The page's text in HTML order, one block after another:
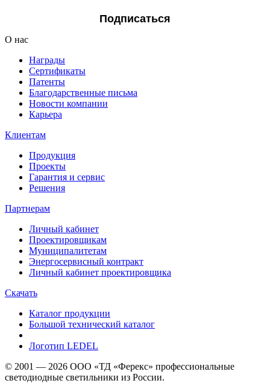
Подписаться
О нас
Награды
Сертификаты
Патенты
Благодарственные письма
Новости компании
Карьера
Клиентам
Продукция
Проекты
Гарантия и сервис
Решения
Партнерам
Личный кабинет
Проектировщикам
Муниципалитетам
Энергосервисный контракт
Личный кабинет проектировщика
Скачать
Каталог продукции
Большой технический каталог
Логотип LEDEL
© 2001 — 2026 ООО «ТД «Ферекс» профессиональные
светодиодные светильники из России.